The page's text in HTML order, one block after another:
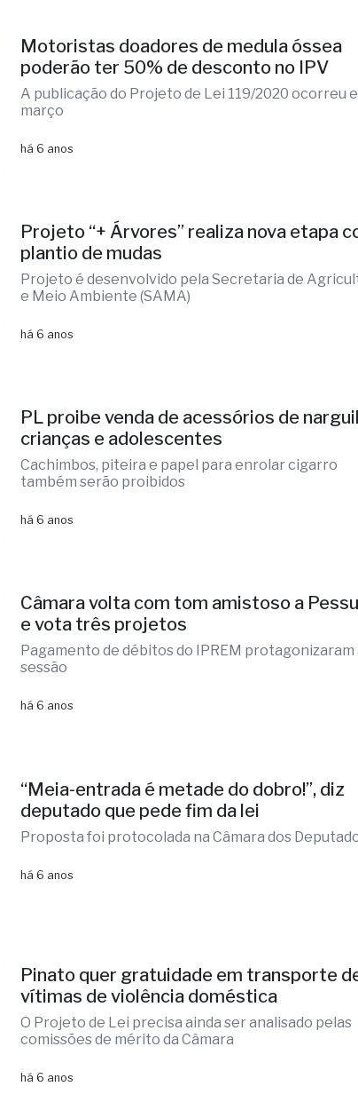
Motoristas doadores de medula óssea
poderão ter 50% de desconto no IPV
A publicação do Projeto de Lei 119/2020 ocorreu
março
há 6 anos
Projeto “+ Árvores” realiza nova etapa
plantio de mudas
Projeto é desenvolvido pela Secretaria de
e Meio Ambiente (SAMA)
há 6 anos
PL proibe venda de acessórios de
crianças e adolescentes
Cachimbos, piteira e papel para enrolar cigarro
também serão proibidos
há 6 anos
Câmara volta com tom amistoso a
e vota três projetos
Pagamento de débitos do IPREM protagonizaram
sessão
há 6 anos
“Meia-entrada é metade do dobro!”, diz
deputado que pede fim da lei
Proposta foi protocolada na Câmara dos
há 6 anos
Pinato quer gratuidade em transporte
vítimas de violência doméstica
O Projeto de Lei precisa ainda ser analisado pelas
comissões de mérito da Câmara
há 6 anos